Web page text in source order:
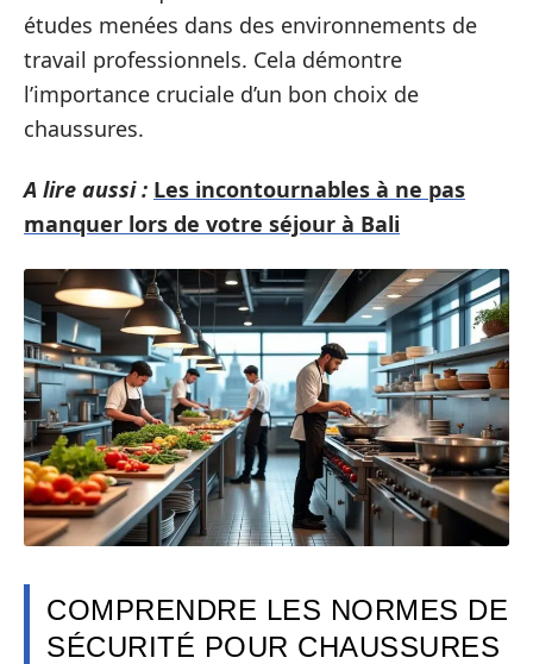
études menées dans des environnements de
travail professionnels. Cela démontre
l’importance cruciale d’un bon choix de
chaussures.
A lire aussi : Les incontournables à ne pas
manquer lors de votre séjour à Bali
COMPRENDRE LES NORMES DE
SÉCURITÉ POUR CHAUSSURES